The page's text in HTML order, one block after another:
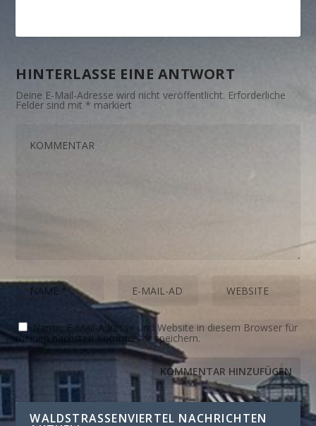
HINTERLASSE EINE ANTWORT
Deine E-Mail-Adresse wird nicht veröffentlicht. Erforderliche
Felder sind mit * markiert
Name, E-Mail-Adresse und Website in diesem Browser für
meinen nächsten Kommentar speichern.
WALDSTRASSENVIERTEL NACHRICHTEN A